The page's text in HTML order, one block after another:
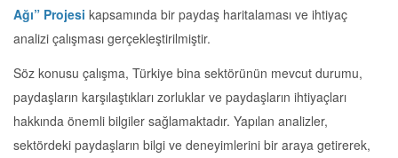
Ağı” Projesi kapsamında bir paydaş haritalaması ve ihtiyaç
analizi çalışması gerçekleştirilmiştir.
Söz konusu çalışma, Türkiye bina sektörünün mevcut durumu,
paydaşların karşılaştıkları zorluklar ve paydaşların ihtiyaçları
hakkında önemli bilgiler sağlamaktadır. Yapılan analizler,
sektördeki paydaşların bilgi ve deneyimlerini bir araya getirerek,